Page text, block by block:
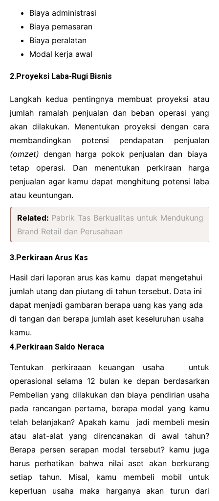
Biaya administrasi
Biaya pemasaran
Biaya peralatan
Modal kerja awal
2.Proyeksi Laba-Rugi Bisnis
Langkah kedua pentingnya membuat proyeksi atau
jumlah ramalah penjualan dan beban operasi yang
akan dilakukan. Menentukan proyeksi dengan cara
membandingkan potensi pendapatan penjualan
(omzet)dengan harga pokok penjualan dan biaya
tetap operasi. Dan menentukan perkiraan harga
penjualan agar kamu dapat menghitung potensi laba
atau keuntungan.
Related: Pabrik Tas Berkualitas untuk Mendukung
Brand Retail dan Perusahaan
3.Perkiraan Arus Kas
Hasil dari laporan arus kas kamu dapat mengetahui
jumlah utang dan piutang di tahun tersebut. Data ini
dapat menjadi gambaran berapa uang kas yang ada
di tangan dan berapa jumlah aset keseluruhan usaha
kamu.
4.Perkiraan Saldo Neraca
Tentukan perkiraaan keuangan usaha untuk
operasional selama 12 bulan ke depan berdasarkan
Pembelian yang dilakukan dan biaya pendirian usaha
pada rancangan pertama, berapa modal yang kamu
telah belanjakan? Apakah kamu jadi membeli mesin
atau alat-alat yang direncanakan di awal tahun?
Berapa persen serapan modal tersebut? kamu juga
harus perhatikan bahwa nilai aset akan berkurang
setiap tahun. Misal, kamu membeli mobil untuk
keperluan usaha maka harganya akan turun dari